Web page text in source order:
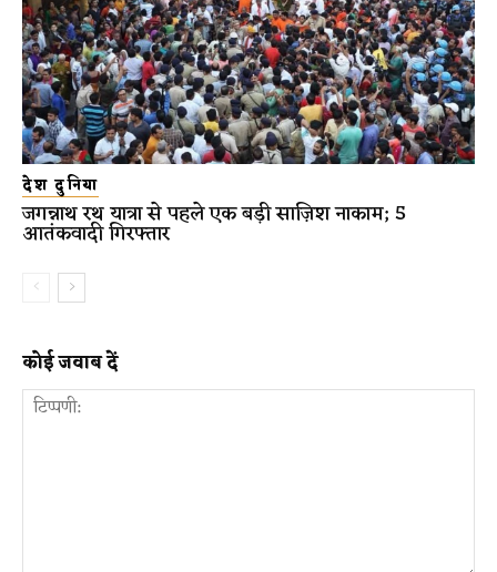
देश दुनिया
जगन्नाथ रथ यात्रा से पहले एक बड़ी साज़िश नाकाम; 5
आतंकवादी गिरफ्तार
कोई जवाब दें